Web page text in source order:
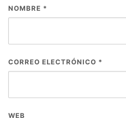
NOMBRE *
CORREO ELECTRÓNICO *
WEB